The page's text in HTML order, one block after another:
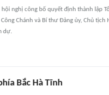
nghị công bố quyết định thành lập
Chánh và Bí thư Đảng ủy, Chủ tịch
dự.
Bắc Hà Tĩnh